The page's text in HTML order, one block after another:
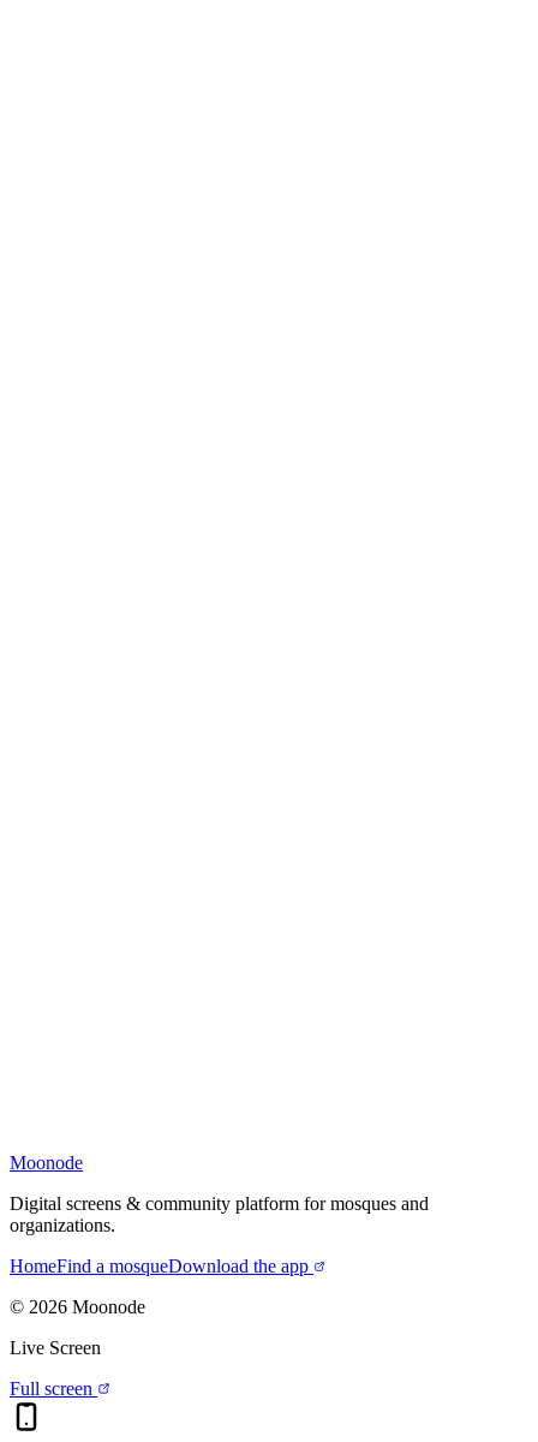
Moonode
Digital screens & community platform for mosques and
organizations.
HomeFind a mosqueDownload the app
© 2026 Moonode
Live Screen
Full screen